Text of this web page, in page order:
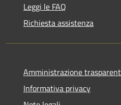
Leggi le FAQ
Richiesta assistenza
Amministrazione
Informativa privacy